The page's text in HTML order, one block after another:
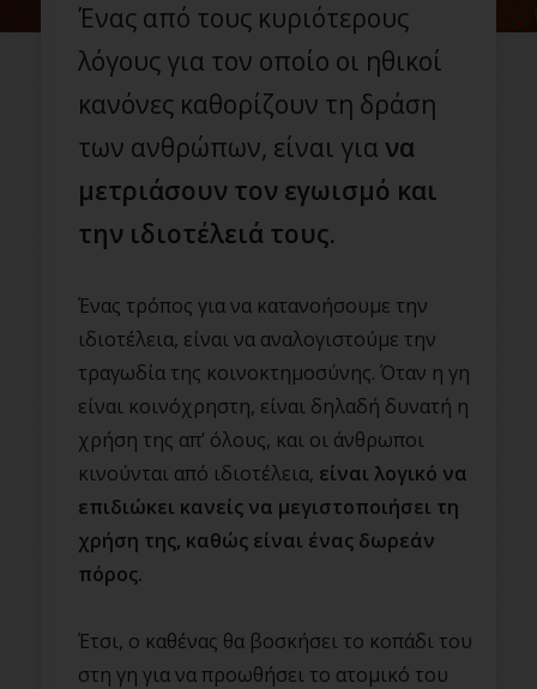
Ένας από τους κυριότερους
λόγους για τον οποίο οι ηθικοί
κανόνες καθορίζουν τη δράση
των ανθρώπων, είναι για να
μετριάσουν τον εγωισμό και
την ιδιοτέλειά τους.
Ένας τρόπος για να κατανοήσουμε την
ιδιοτέλεια, είναι να αναλογιστούμε την
τραγωδία της κοινοκτημοσύνης. Όταν η γη
είναι κοινόχρηστη, είναι δηλαδή δυνατή η
χρήση της απ’ όλους, και οι άνθρωποι
κινούνται από ιδιοτέλεια, είναι λογικό να
επιδιώκει κανείς να μεγιστοποιήσει τη
χρήση της, καθώς είναι ένας δωρεάν
πόρος.
Έτσι, ο καθένας θα βοσκήσει το κοπάδι του
στη γη για να προωθήσει το ατομικό του